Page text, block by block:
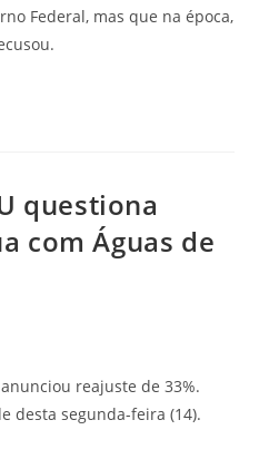
Federal, mas que na época,
questiona
com Águas de
reajuste de 33%.
desta segunda-feira (14).